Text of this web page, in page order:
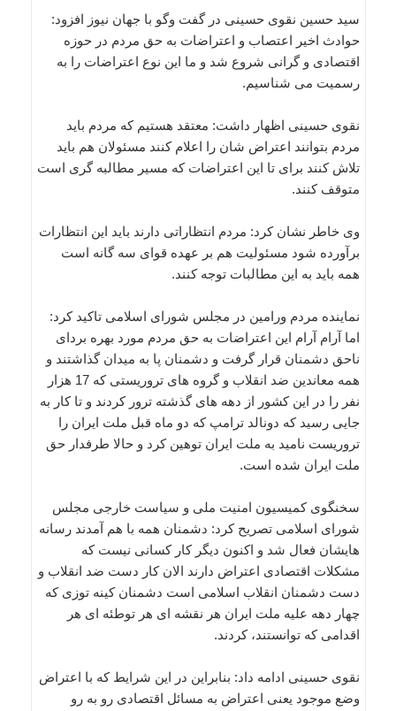
سید حسین نقوی حسینی در گفت وگو با جهان نیوز افزود:
حوادث اخیر اعتصاب و اعتراضات به حق مردم در حوزه
اقتصادی و گرانی شروع شد و ما این نوع اعتراضات را به
رسمیت می شناسیم.
نقوی حسینی اظهار داشت: معتقد هستیم که مردم باید
مردم بتوانند اعتراض شان را اعلام کنند مسئولان هم باید
تلاش کنند برای تا این اعتراضات که مسیر مطالبه گری است
متوقف کنند.
وی خاطر نشان کرد: مردم انتظاراتی دارند باید این انتظارات
برآورده شود مسئولیت هم بر عهده قوای سه گانه است
همه باید به این مطالبات توجه کنند.
نماینده مردم ورامین در مجلس شورای اسلامی تاکید کرد:
اما آرام آرام این اعتراضات به حق مردم مورد بهره بردای
ناحق دشمنان قرار گرفت و دشمنان پا به میدان گذاشتند و
همه معاندین ضد انقلاب و گروه های تروریستی که 17 هزار
نفر را در این کشور از دهه های گذشته ترور کردند و تا کار به
جایی رسید که دونالد ترامپ که دو ماه قبل ملت ایران را
تروریست نامید به ملت ایران توهین کرد و حالا طرفدار حق
ملت ایران شده است.
سخنگوی کمیسیون امنیت ملی و سیاست خارجی مجلس
شورای اسلامی تصریح کرد: دشمنان همه با هم آمدند رسانه
هایشان فعال شد و اکنون دیگر کار کسانی نیست که
مشکلات اقتصادی اعتراض دارند الان کار دست ضد انقلاب و
دست دشمنان انقلاب اسلامی است دشمنان کینه توزی که
چهار دهه علیه ملت ایران هر نقشه ای هر توطئه ای هر
اقدامی که توانستند، کردند.
نقوی حسینی ادامه داد: بنابراین در این شرایط که با اعتراض
وضع موجود یعنی اعتراض به مسائل اقتصادی رو به رو